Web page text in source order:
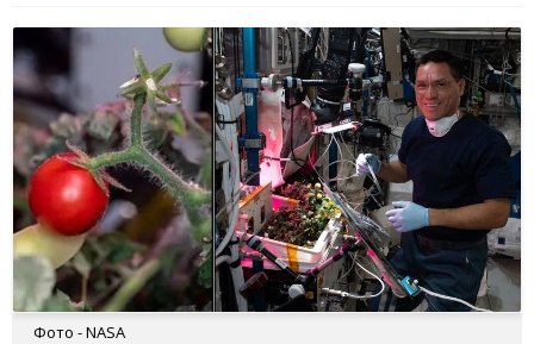
Фото - NASA